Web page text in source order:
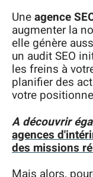
Uneagence
augmenter la
elle génère
un audit SEO
les freins à
planifier des
votre
A découvrir
agences
des missions